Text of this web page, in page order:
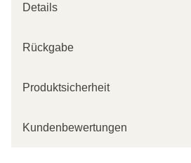
Details
Rückgabe
Produktsicherheit
Kundenbewertungen